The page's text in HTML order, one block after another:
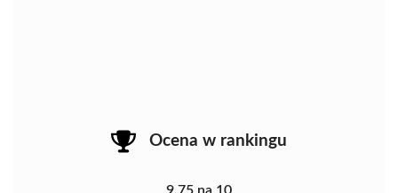
Ocena w rankingu
9.75 na 10